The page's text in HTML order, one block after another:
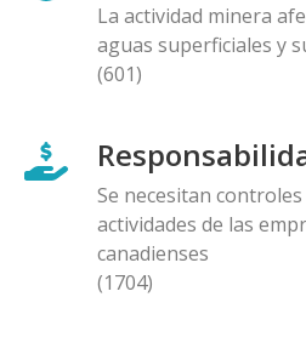
La actividad minera
aguas superficiales y
(601)
Se necesitan
actividades de las
canadienses
(1704)